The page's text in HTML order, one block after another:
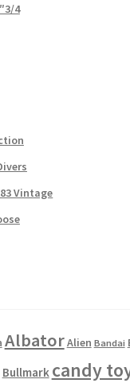
4
83 Vintage
AlbatorAlien Bandai
Bullmark candy